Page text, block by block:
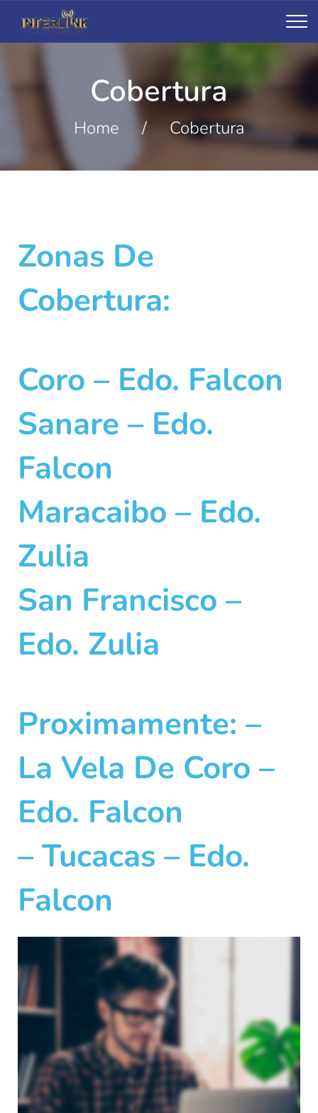
Cobertura
Home / Cobertura
Zonas De
Cobertura:
Coro – Edo. Falcon
Sanare – Edo.
Falcon
Maracaibo – Edo.
Zulia
San Francisco –
Edo. Zulia
Proximamente: –
La Vela De Coro –
Edo. Falcon
– Tucacas – Edo.
Falcon